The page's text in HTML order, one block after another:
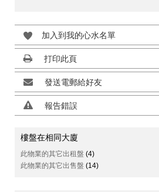
加入到我的心水名單
打印此頁
發送電郵給好友
報告錯誤
樓盤在相同大廈
此物業的其它出租盤 (4)
此物業的其它出售盤 (14)